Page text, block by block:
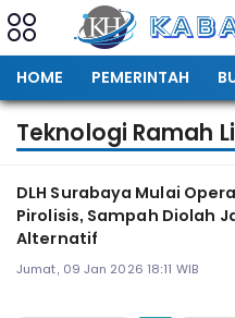
HOME PEMERINTAH
Teknologi Ramah
DLH Surabaya Mulai
Pirolisis, Sampah Diolah
Alternatif
Jumat, 09 Jan 2026 18:11 WIB